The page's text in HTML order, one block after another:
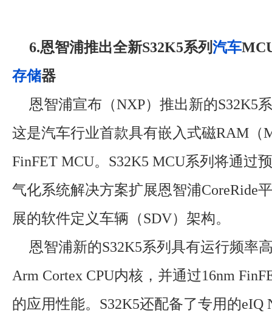
6.恩智浦推出全新S32K5系列汽车
存储器
恩智浦宣布（NXP）推出新的S32K5
这是汽车行业首款具有嵌入式磁RAM（
FinFET MCU。S32K5 MCU系列将通过
气化系统解决方案扩展恩智浦CoreRide
展的软件定义车辆（SDV）架构。
恩智浦新的S32K5系列具有运行频率
Arm Cortex CPU内核，并通过16nm
的应用性能。S32K5还配备了专用的eIQ